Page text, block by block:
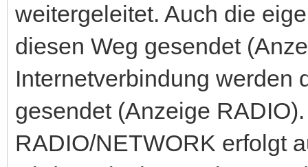
weitergeleitet. Auch die
diesen Weg gesendet
Internetverbindung werden
gesendet (Anzeige
RADIO/NETWORK erfolgt